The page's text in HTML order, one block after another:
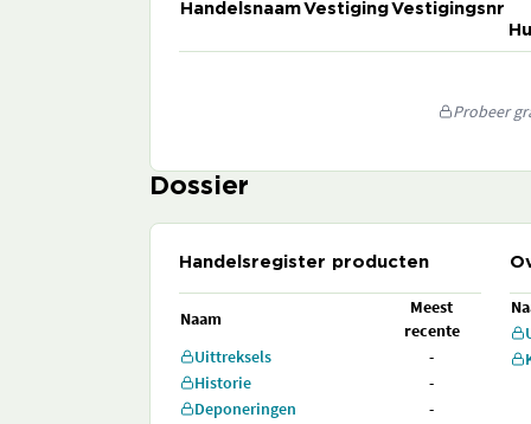
HandelsnaamVestigingVestigingsnr
Probeer
Dossier
Handelsregister producten
Naam
Meest
recente
Uittreksels
-
Historie
-
Deponeringen
-